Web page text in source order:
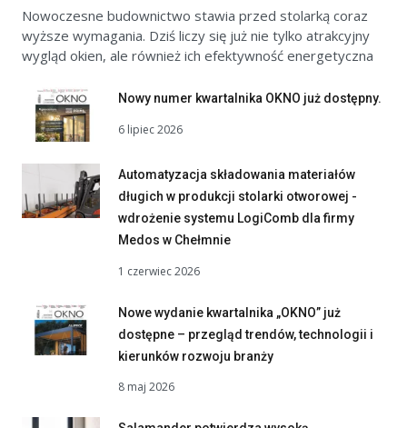
Nowoczesne budownictwo stawia przed stolarką coraz
wyższe wymagania. Dziś liczy się już nie tylko atrakcyjny
wygląd okien, ale również ich efektywność energetyczna
Nowy numer kwartalnika OKNO już dostępny.
6 lipiec 2026
Automatyzacja składowania materiałów
długich w produkcji stolarki otworowej -
wdrożenie systemu LogiComb dla firmy
Medos w Chełmnie
1 czerwiec 2026
Nowe wydanie kwartalnika „OKNO” już
dostępne – przegląd trendów, technologii i
kierunków rozwoju branży
8 maj 2026